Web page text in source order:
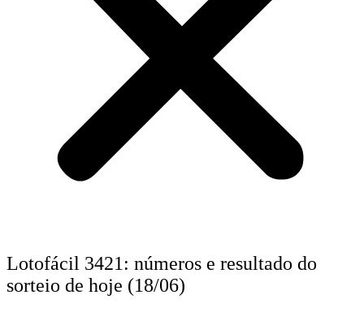
Lotofácil 3421: números e resultado do
sorteio de hoje (18/06)